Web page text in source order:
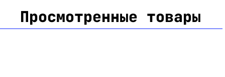
Просмотренные товары